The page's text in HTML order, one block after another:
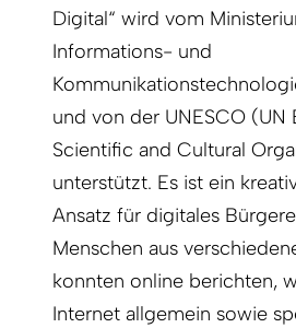
Digital“ wird vom
Informations- und
und von der UNESCO (UN
Scientific and Cultural
unterstützt. Es ist ein
Ansatz für digitales
Menschen aus
konnten online berichten,
Internet allgemein sowie